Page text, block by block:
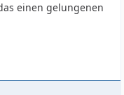
einen gelungenen